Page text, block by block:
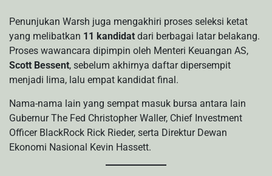
Penunjukan Warsh juga mengakhiri proses seleksi ketat
yang melibatkan 11 kandidat dari berbagai latar belakang.
Proses wawancara dipimpin oleh Menteri Keuangan AS,
Scott Bessent, sebelum akhirnya daftar dipersempit
menjadi lima, lalu empat kandidat final.
Nama-nama lain yang sempat masuk bursa antara lain
Gubernur The Fed Christopher Waller, Chief Investment
Officer BlackRock Rick Rieder, serta Direktur Dewan
Ekonomi Nasional Kevin Hassett.